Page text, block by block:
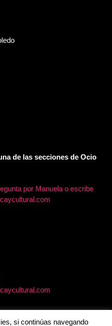
de las secciones de Ocio
por Manuela o escribe
si continúas navegando